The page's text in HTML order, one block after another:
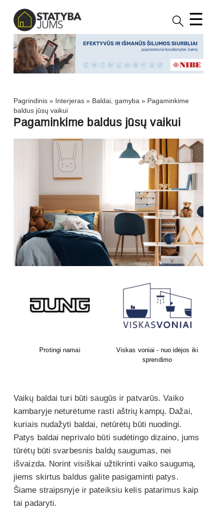
☰
Pagrindinis » Interjeras » Baldai, gamyba » Pagaminkime
baldus jūsų vaikui
Pagaminkime baldus jūsų vaikui
Puiki scena šedevrams ! Išskirtinių užuolaidų salonas
Vaikų baldai turi būti saugūs ir patvarūs. Vaiko
kambaryje neturėtume rasti aštrių kampų. Dažai,
kuriais nudažyti baldai, netūrėtų būti nuodingi.
Patys baldai neprivalo būti sudėtingo dizaino, jums
tūrėtų būti svarbesnis baldų saugumas, nei
išvaizda. Norint visiškai užtikrinti vaiko saugumą,
jiems skirtus baldus galite pasigaminti patys.
Šiame straipsnyje ir pateiksiu kelis patarimus kaip
tai padaryti.